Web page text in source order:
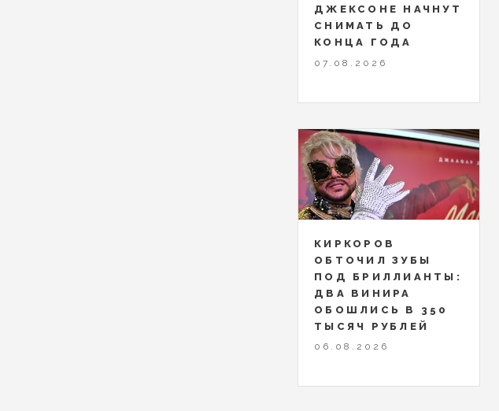
ДЖЕКСОНЕ НАЧНУТ
СНИМАТЬ ДО
КОНЦА ГОДА
07.08.2026
КИРКОРОВ
ОБТОЧИЛ ЗУБЫ
ПОД БРИЛЛИАНТЫ:
ДВА ВИНИРА
ОБОШЛИСЬ В 350
ТЫСЯЧ РУБЛЕЙ
06.08.2026